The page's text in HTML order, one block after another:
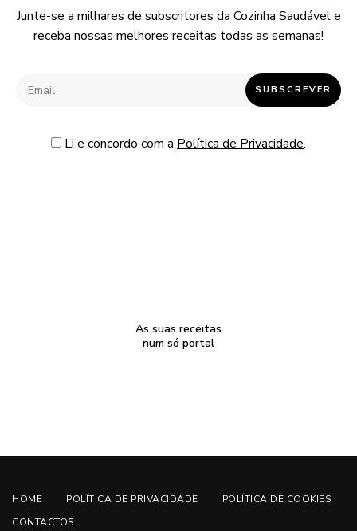
Junte-se a milhares de subscritores da Cozinha Saudável e
receba nossas melhores receitas todas as semanas!
Li e concordo com a Política de Privacidade.
As suas receitas
num só portal
HOME POLÍTICA DE PRIVACIDADE
POLÍTICA DE COOKIES
CONTACTOS